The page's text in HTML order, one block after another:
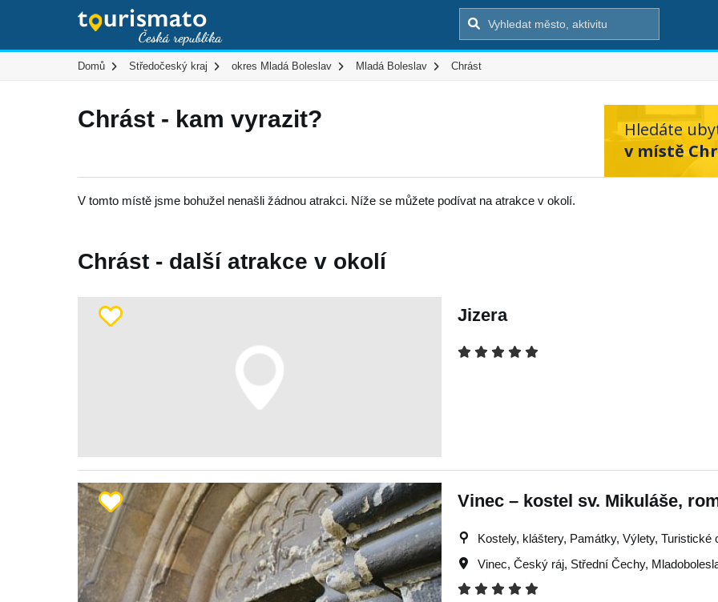
Domů Středočeský kraj okres Mladá Boleslav Mladá Boleslav Chrást
Chrást - kam vyrazit?
Hledáte
v místě
V tomto místě jsme bohužel nenašli žádnou atrakci. Níže se můžete podívat na atrakce v okolí.
Chrást - další atrakce v okolí
Jizera
Vinec – kostel sv. Mikuláše,
Kostely, kláštery, Památky, Výlety, Turistické
Vinec, Český ráj, Střední Čechy,